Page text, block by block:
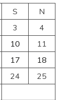
S
N
3
4
10
11
17
18
24
25